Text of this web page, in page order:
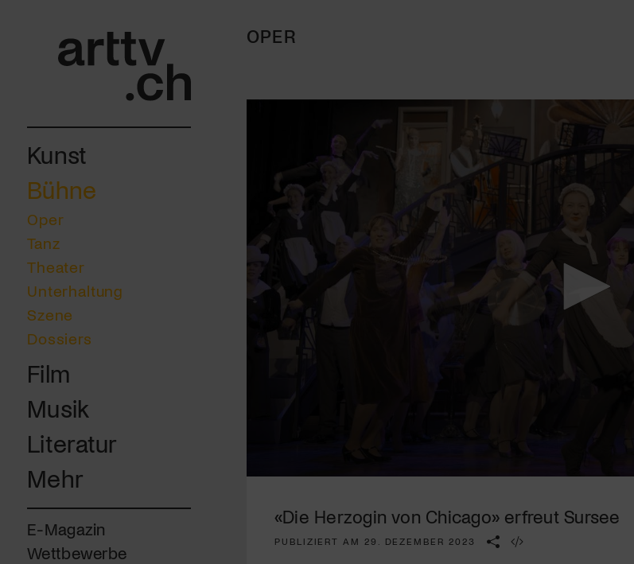
Kunst
Bühne
Oper
Tanz
Theater
Unterhaltung
Szene
Dossiers
Film
Musik
Literatur
Mehr
E-Magazin
Wettbewerbe
OPER
«Die Herzogin von Chicago» erfreut Sursee
PUBLIZIERT AM 29. DEZEMBER 2023